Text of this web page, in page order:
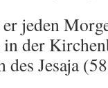
jeden
der
des Jesaja